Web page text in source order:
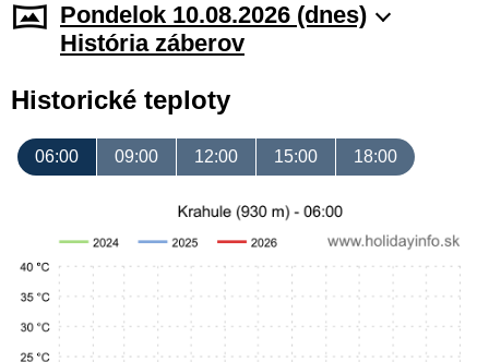
Pondelok 10.08.2026 (dnes)
História záberov
Historické teploty
06:00 09:00 12:00 15:00 18:00